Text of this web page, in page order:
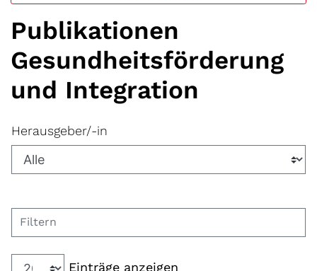
Publikationen
Gesundheitsförderung
und Integration
Herausgeber/-in
Filtern
Einträge anzeigen